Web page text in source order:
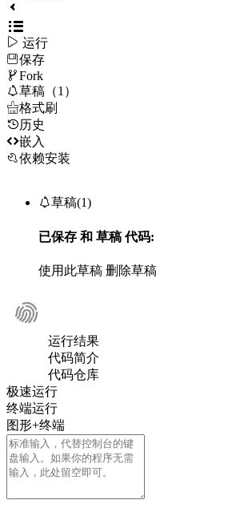
 运行
保存
Fork
草稿（1）
格式刷
历史
嵌入
依赖安装
草稿(1)
已保存 和 草稿代码:
使用此草稿 删除草稿
运行结果
代码简介
代码仓库
极速运行
终端运行
图形+终端